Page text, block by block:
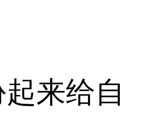
来给自